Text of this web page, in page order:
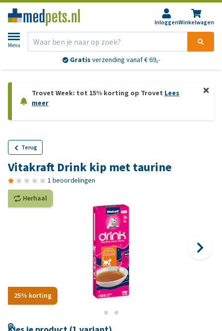
InloggenWinkelwagen
Menu
Gratis verzending vanaf € 69,-
Trovet Week: tot 15% korting op Trovet Lees
meer
Terug
Vitakraft Drink kip met taurine
1 beoordelingen
25% korting
Herhaal